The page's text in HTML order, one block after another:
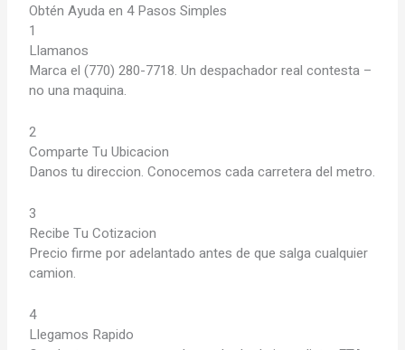
Obtén Ayuda en 4 Pasos Simples
1
Llamanos
Marca el (770) 280-7718. Un despachador real contesta –
no una maquina.
2
Comparte Tu Ubicacion
Danos tu direccion. Conocemos cada carretera del metro.
3
Recibe Tu Cotizacion
Precio firme por adelantado antes de que salga cualquier
camion.
4
Llegamos Rapido